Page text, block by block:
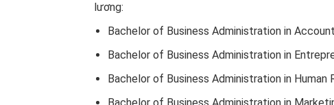
lương:
Bachelor of Business Administration in
Bachelor of Business Administration in
Bachelor of Business Administration in